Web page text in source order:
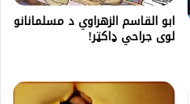
ابو القاسم الزهراوي د مسلمانانو
لوی جراحي ډاکټر!